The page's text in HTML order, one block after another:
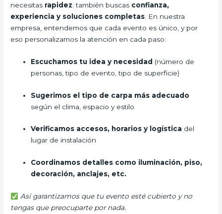
necesitas rapidez: también buscas confianza,
experiencia y soluciones completas . En nuestra
empresa, entendemos que cada evento es único, y por
eso personalizamos la atención en cada paso:
Escuchamos tu idea y necesidad (número de
personas, tipo de evento, tipo de superficie)
Sugerimos el tipo de carpa más adecuado
según el clima, espacio y estilo
Verificamos accesos, horarios y logística del
lugar de instalación
Coordinamos detalles como iluminación, piso,
decoración, anclajes, etc.
Así garantizamos que tu evento esté cubierto y no
tengas que preocuparte por nada.